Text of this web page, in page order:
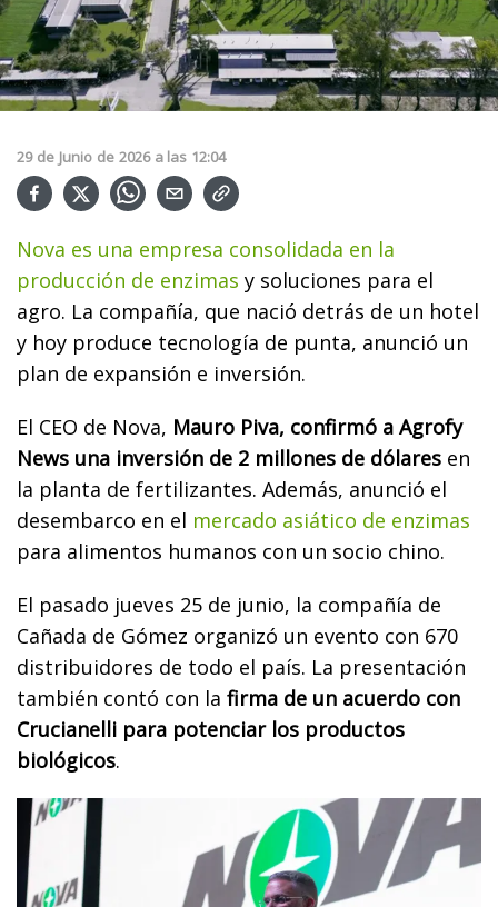
29 de Junio de 2026 a las 12:04
Nova es una empresa consolidada en la
producción de enzimas y soluciones para el
agro. La compañía, que nació detrás de un hotel
y hoy produce tecnología de punta, anunció un
plan de expansión e inversión.
El CEO de Nova, Mauro Piva, confirmó a Agrofy
News una inversión de 2 millones de dólares en
la planta de fertilizantes. Además, anunció el
desembarco en el mercado asiático de enzimas
para alimentos humanos con un socio chino.
El pasado jueves 25 de junio, la compañía de
Cañada de Gómez organizó un evento con 670
distribuidores de todo el país. La presentación
también contó con la firma de un acuerdo con
Crucianelli para potenciar los productos
biológicos.